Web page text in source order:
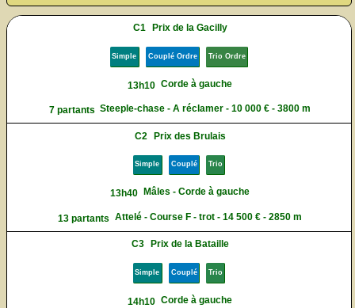
C1 Prix de la Gacilly
Simple Couplé Ordre Trio Ordre
13h10 Corde à gauche
7 partants Steeple-chase - A réclamer - 10 000 € - 3800 m
C2 Prix des Brulais
Simple Couplé Trio
13h40 Mâles - Corde à gauche
13 partants Attelé - Course F - trot - 14 500 € - 2850 m
C3 Prix de la Bataille
Simple Couplé Trio
14h10 Corde à gauche